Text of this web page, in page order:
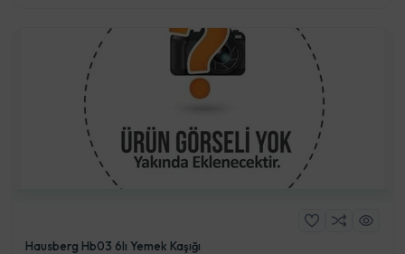
Hausberg Hb03 6lı Yemek Kaşığı